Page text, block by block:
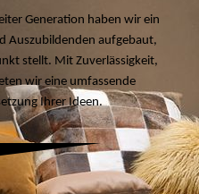
Generation haben wir ein
Auszubildenden aufgebaut,
stellt. Mit Zuverlässigkeit,
wir eine umfassende
Ihrer Ideen.